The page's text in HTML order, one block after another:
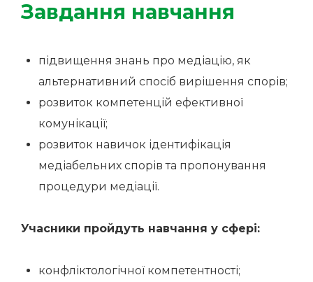
Завдання навчання
підвищення знань про медіацію, як
альтернативний спосіб вирішення спорів;
розвиток компетенцій ефективної
комунікації;
розвиток навичок ідентифікація
медіабельних спорів та пропонування
процедури медіації.
Учасники пройдуть навчання у сфері:
конфліктологічної компетентності;